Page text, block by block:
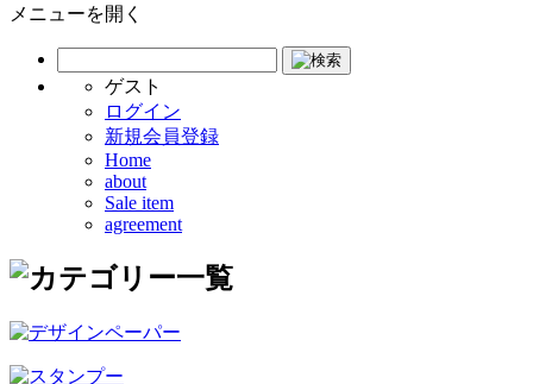
メニューを開く
ゲスト
ログイン
新規会員登録
Home
about
Sale item
agreement